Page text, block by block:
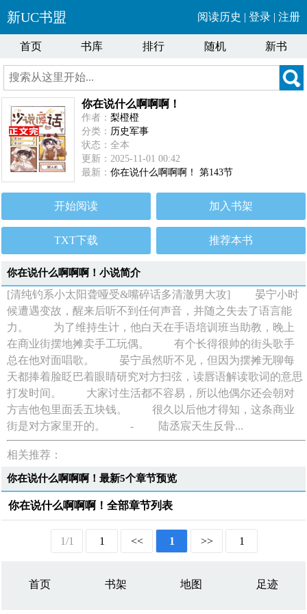
新UC书盟 阅读历史 | 登录 | 注册
首页 书库 排行 随机 新书
你在说什么啊啊啊！
作者：梨橙橙
分类： 历史军事
状态：全本
更新：2025-11-01 00:42
最新：你在说什么啊啊啊！ 第143节
开始阅读 加入书架
TXT下载 推荐本书
你在说什么啊啊啊！小说简介
[清纯钓系小太阳聋哑受&嘴碎话多清澈男大攻] 晏宁小时
候遭遇变故，醒来后听不到任何声音，并随之失去了语言能
力。 为了维持生计，他白天在手语培训班当助教，晚上
在商业街摆地摊卖手工玩偶。 有个长得很帅的街头歌手
总在他对面唱歌。 晏宁虽然听不见，但因为摆摊无聊每
天都捧着脸眨巴着眼睛研究对方扫弦，读唇语解读歌词的意思
打发时间。 大家讨生活都不容易，所以他偶尔还会朝对
方吉他包里面丢五块钱。 很久以后他才得知，这条商业
街是对方家里开的。 - 陆丞宸天生反骨...
相关推荐：
你在说什么啊啊啊！最新5个章节预览
你在说什么啊啊啊！全部章节列表
1/1 1 << 1 >> 1
首页 书架 地图 足迹